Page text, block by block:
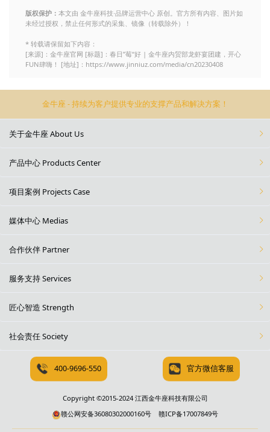
版权保护： 本文由 金牛座科技·品牌运营中心 原创。官方所有内容、图片如
未经过授权，禁止任何形式的采集、镜像（转载除外）！
* 转载请保留如下内容：
[来源]：金牛座官网 [标题]：春日”莓“好 | 金牛座内贸部龙虾宴团建，开心
FUN肆嗨！ [地址]：https://www.jinniuz.com/media/cn20230408
金牛座 - 持续为客户提供专业的支撑产品和解决方案！
关于金牛座 About Us
产品中心 Products Center
项目案例 Projects Case
媒体中心 Medias
合作伙伴 Partner
服务支持 Services
匠心智造 Strength
社会责任 Society
400-9696-550 官方微信客服
Copyright ©2015-2024 江西金牛座科技有限公司
赣公网安备36080302000160号
赣ICP备17007849号